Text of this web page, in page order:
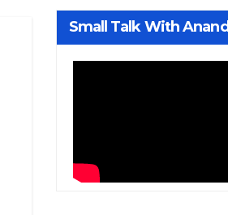
Small Talk With Anand